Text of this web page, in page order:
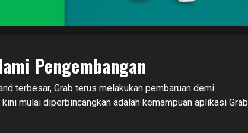
Pengembangan
terbesar, Grab terus melakukan pembaruan demi
mulai diperbincangkan adalah kemampuan aplikasi Grab